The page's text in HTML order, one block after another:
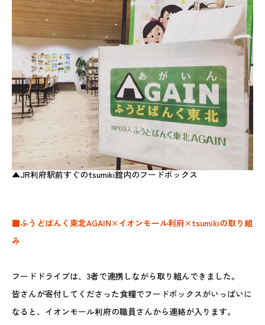
▲JR利府駅前すぐのtsumiki館内のフードボックス
■ふうどばんく東北AGAIN×イオンモール利府×tsumikiの取り組
み
フードドライブは、3者で連携しながら取り組んできました。
皆さんが寄付してくださった食糧でフードボックスがいっぱいに
なると、イオンモール利府の職員さんから連絡が入ります。